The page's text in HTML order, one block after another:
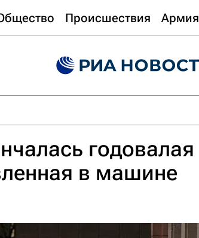
Происшествия Армия
годовалая
в машине